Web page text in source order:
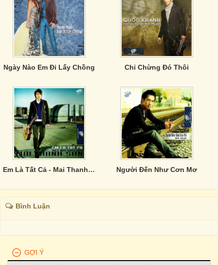
Ngày Nào Em Đi Lấy Chồng Chỉ Chừng Đó Thôi
Em Là Tất Cả - Mai Thanh Sơn Người Ðến Như Cơn Mơ
Bình Luận
GỢI Ý